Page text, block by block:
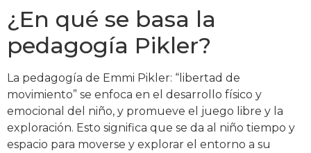
¿En qué se basa la
pedagogía Pikler?
La pedagogía de Emmi Pikler: “libertad de
movimiento” se enfoca en el desarrollo físico y
emocional del niño, y promueve el juego libre y la
exploración. Esto significa que se da al niño tiempo y
espacio para moverse y explorar el entorno a su